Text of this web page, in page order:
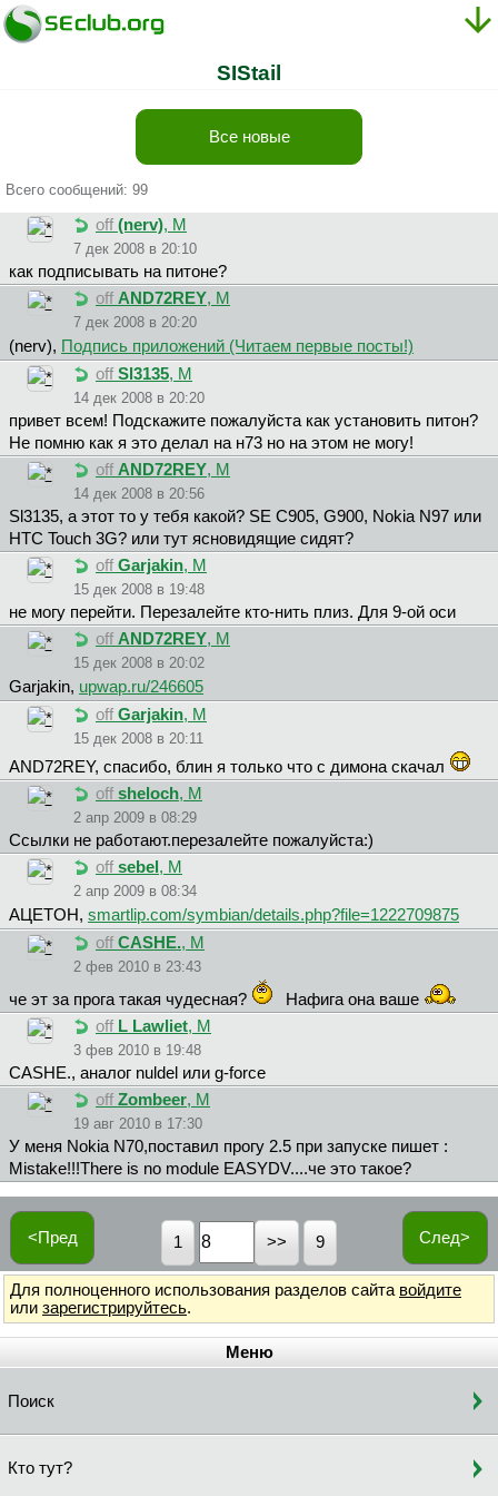
SIStail
Все новые
Всего сообщений: 99
off (nerv), М
7 дек 2008 в 20:10
как подписывать на питоне?
off AND72REY, М
7 дек 2008 в 20:20
(nerv), Подпись приложений (Читаем первые посты!)
off Sl3135, М
14 дек 2008 в 20:20
привет всем! Подскажите пожалуйста как установить питон?
Не помню как я это делал на н73 но на этом не могу!
off AND72REY, М
14 дек 2008 в 20:56
Sl3135, а этот то у тебя какой? SE C905, G900, Nokia N97 или
HTC Touch 3G? или тут ясновидящие сидят?
off Garjakin, М
15 дек 2008 в 19:48
не могу перейти. Перезалейте кто-нить плиз. Для 9-ой оси
off AND72REY, М
15 дек 2008 в 20:02
Garjakin, upwap.ru/246605
off Garjakin, М
15 дек 2008 в 20:11
AND72REY, спасибо, блин я только что с димона скачал
off sheloch, М
2 апр 2009 в 08:29
Ссылки не работают.перезалейте пожалуйста:)
off sebel , М
2 апр 2009 в 08:34
AЦETOH, smartlip.com/symbian/details.php?file=1222709875
off CASHE., М
2 фев 2010 в 23:43
че эт за прога такая чудесная?
Нафига она ваше
off L Lawliet, М
3 фев 2010 в 19:48
CASHE., аналог nuldel или g-force
off Zombeer, М
19 авг 2010 в 17:30
У меня Nokia N70,поставил прогу 2.5 при запуске пишет :
Mistake!!!There is no module EASYDV....че это такое?
<Пред След>
1 9
Для полноценного использования разделов сайта войдите
или зарегистрируйтесь.
Меню
Поиск
Кто тут?